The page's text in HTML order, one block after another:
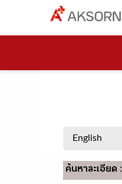
ค้นหาละเอียด :